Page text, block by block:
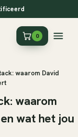
0
waarom David
waarom
wat het jou